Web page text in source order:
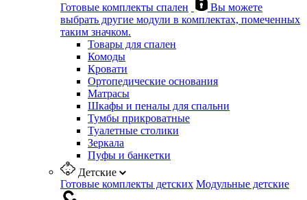
Готовые комплекты спален
Вы можете
выбрать другие модули в комплектах, помеченных
таким значком.
Товары для спален
Комоды
Кровати
Ортопедические основания
Матрасы
Шкафы и пеналы для спальни
Тумбы прикроватные
Туалетные столики
Зеркала
Пуфы и банкетки
Детские
Готовые комплекты детских Модульные детские